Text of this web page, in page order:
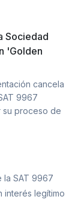
Sociedad
'Golden
cancela
9967
su proceso de
la SAT 9967
interés legítimo